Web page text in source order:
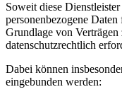
Soweit diese
personenbezogene
Grundlage von
datenschutzrechtlich
Dabei können
eingebunden werden: